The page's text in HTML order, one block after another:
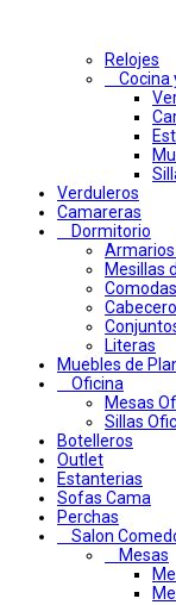
Relojes
Cocina
Verduleros
Camareras
Dormitorio
Mesillas
Literas
Muebles de
Oficina
Mesas
Sillas
Botelleros
Outlet
Estanterias
Sofas Cama
Perchas
Salon
Mesas